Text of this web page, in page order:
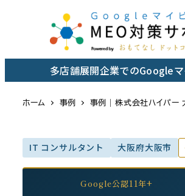
ン
多店舗展開企業でのGoogle
ホーム 事例 事例｜株式会社ハイパー
IT コンサルタント 大阪府大阪市
Google公認11年+